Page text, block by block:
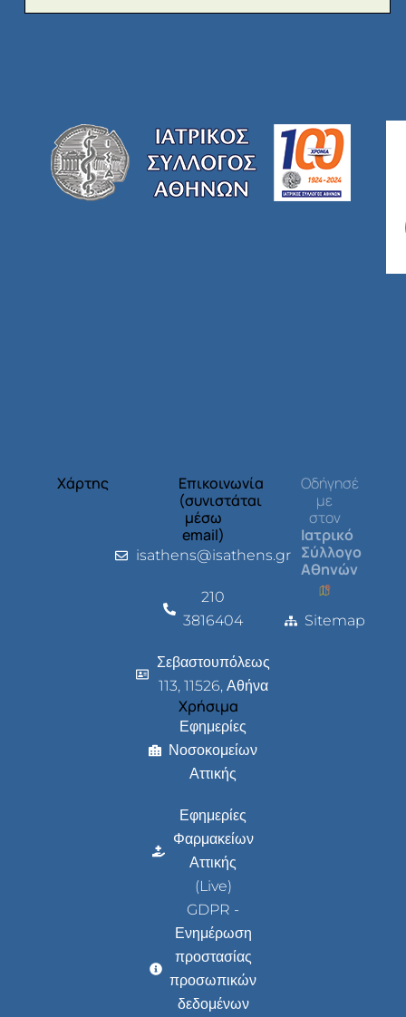
Χάρτης
Επικοινωνία
(συνιστάται
μέσω
email)
isathens@isathens.gr
210
3816404
Σεβαστουπόλεως
113, 11526, Αθήνα
Χρήσιμα
Εφημερίες
Νοσοκομείων
Αττικής
Εφημερίες
Φαρμακείων
Αττικής
(Live)
GDPR -
Ενημέρωση
προστασίας
προσωπικών
δεδομένων
Οδήγησέ
με
στον
Ιατρικό
Σύλλογο
Αθηνών
Sitemap